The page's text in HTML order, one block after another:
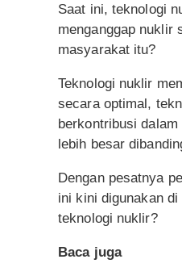
Saat ini, teknologi
menganggap nuklir
masyarakat itu?
Teknologi nuklir
secara optimal,
berkontribusi
lebih besar
Dengan pesatnya
ini kini digunakan
teknologi nuklir?
Baca juga